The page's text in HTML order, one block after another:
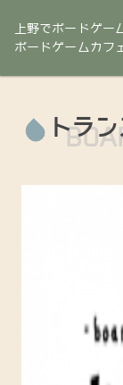
上野でボードゲー
ボードゲームカフ
トラ